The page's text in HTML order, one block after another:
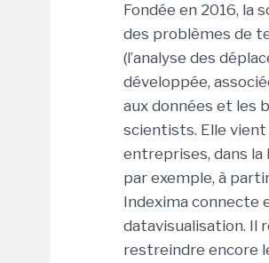
Fondée en 2016, la
des problèmes de
(l’analyse des
développée,
aux données et les
scientists. Elle
entreprises, dans la
par exemple, à
Indexima connecte
datavisualisation. Il
restreindre encore